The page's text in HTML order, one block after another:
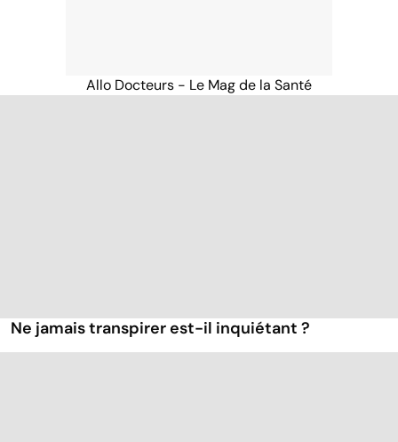
Allo Docteurs - Le Mag de la Santé
Ne jamais transpirer est-il inquiétant ?